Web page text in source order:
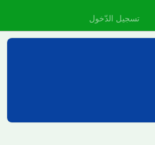
تسجيل الدّخول